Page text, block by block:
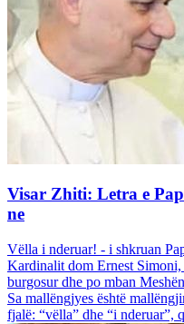
Visar Zhiti: Letra e
ne
Vëlla i nderuar! - i shkruan
Kardinalit dom Ernest
burgosur dhe po mban
Sa mallëngjyes është
fjalë: “vëlla” dhe “i nderuar”,